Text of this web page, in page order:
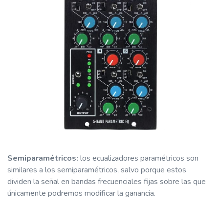
Semiparamétricos: los ecualizadores paramétricos son
similares a los semiparamétricos, salvo porque estos
dividen la señal en bandas frecuenciales fijas sobre las que
únicamente podremos modificar la ganancia.